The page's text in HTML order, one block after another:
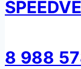
8 988